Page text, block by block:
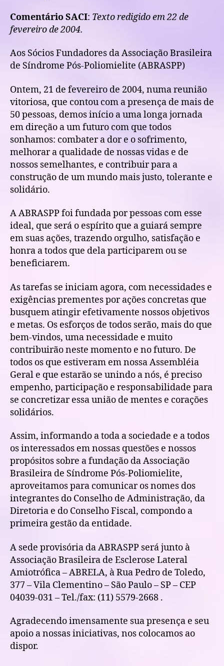
Comentário SACI: Texto redigido em 22 de
fevereiro de 2004.
Aos Sócios Fundadores da Associação Brasileira
de Síndrome Pós-Poliomielite (ABRASPP)
Ontem, 21 de fevereiro de 2004, numa reunião
vitoriosa, que contou com a presença de mais de
50 pessoas, demos início a uma longa jornada
em direção a um futuro com que todos
sonhamos: combater a dor e o sofrimento,
melhorar a qualidade de nossas vidas e de
nossos semelhantes, e contribuir para a
construção de um mundo mais justo, tolerante e
solidário.
A ABRASPP foi fundada por pessoas com esse
ideal, que será o espírito que a guiará sempre
em suas ações, trazendo orgulho, satisfação e
honra a todos que dela participarem ou se
beneficiarem.
As tarefas se iniciam agora, com necessidades e
exigências prementes por ações concretas que
busquem atingir efetivamente nossos objetivos
e metas. Os esforços de todos serão, mais do que
bem-vindos, uma necessidade e muito
contribuirão neste momento e no futuro. De
todos os que estiveram em nossa Assembléia
Geral e que estarão se unindo a nós, é preciso
empenho, participação e responsabilidade para
se concretizar essa união de mentes e corações
solidários.
Assim, informando a toda a sociedade e a todos
os interessados em nossas questões e nossos
propósitos sobre a fundação da Associação
Brasileira de Síndrome Pós-Poliomielite,
aproveitamos para comunicar os nomes dos
integrantes do Conselho de Administração, da
Diretoria e do Conselho Fiscal, compondo a
primeira gestão da entidade.
A sede provisória da ABRASPP será junto à
Associação Brasileira de Esclerose Lateral
Amiotrófica – ABRELA, à Rua Pedro de Toledo,
377 – Vila Clementino – São Paulo – SP – CEP
04039-031 – Tel./fax: (11) 5579-2668 .
Agradecendo imensamente sua presença e seu
apoio a nossas iniciativas, nos colocamos ao
dispor.